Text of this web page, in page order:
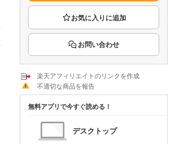
楽天チケット
エンタメニュース
推し楽
お問い合わせ
楽天アフィリエイトのリンクを作成
不適切な商品を報告
無料アプリで今すぐ読める！
デスクトップ